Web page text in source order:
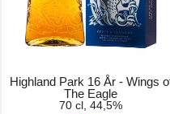
Highland Park 16 År - Wings
The Eagle
70 cl, 44,5%